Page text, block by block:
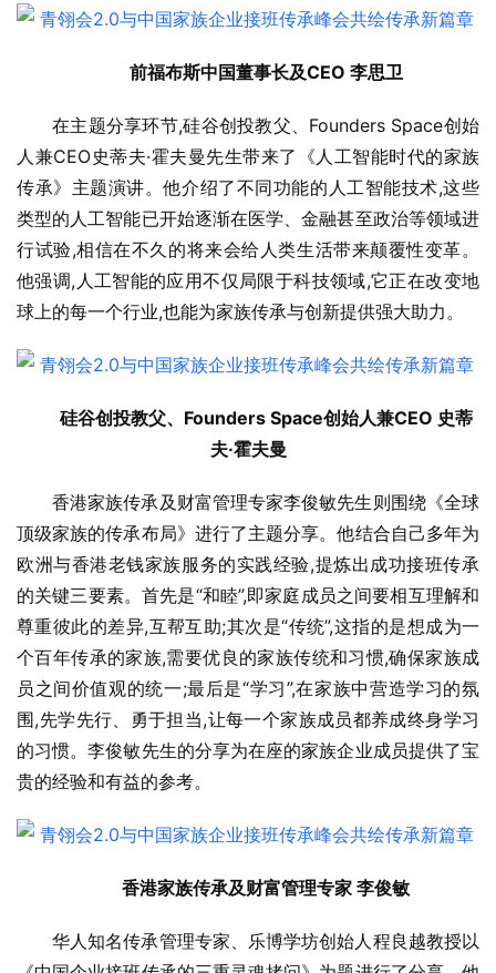
前福布斯中国董事长及CEO 李思卫
在主题分享环节,硅谷创投教父、Founders Space创始
人兼CEO史蒂夫·霍夫曼先生带来了《人工智能时代的家族
传承》主题演讲。他介绍了不同功能的人工智能技术,这些
类型的人工智能已开始逐渐在医学、金融甚至政治等领域进
行试验,相信在不久的将来会给人类生活带来颠覆性变革。
他强调,人工智能的应用不仅局限于科技领域,它正在改变地
球上的每一个行业,也能为家族传承与创新提供强大助力。
硅谷创投教父、Founders Space创始人兼CEO 史蒂
夫·霍夫曼
香港家族传承及财富管理专家李俊敏先生则围绕《全球
顶级家族的传承布局》进行了主题分享。他结合自己多年为
欧洲与香港老钱家族服务的实践经验,提炼出成功接班传承
的关键三要素。首先是“和睦”,即家庭成员之间要相互理解和
尊重彼此的差异,互帮互助;其次是“传统”,这指的是想成为一
个百年传承的家族,需要优良的家族传统和习惯,确保家族成
员之间价值观的统一;最后是“学习”,在家族中营造学习的氛
围,先学先行、勇于担当,让每一个家族成员都养成终身学习
的习惯。李俊敏先生的分享为在座的家族企业成员提供了宝
贵的经验和有益的参考。
香港家族传承及财富管理专家 李俊敏
华人知名传承管理专家、乐博学坊创始人程良越教授以